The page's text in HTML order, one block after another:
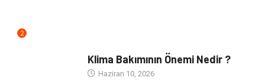
2
Klima Bakımının Önemi Nedir ?
Haziran 10, 2026